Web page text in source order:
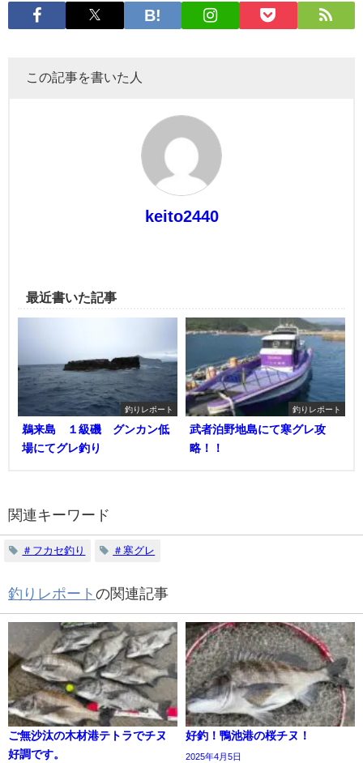
この記事を書いた人
keito2440
最近書いた記事
釣りレポート
鵜来島 １級磯 グンカン低
場にてグレ釣り
釣りレポート
武者泊野地島にて寒グレ攻
略！！
関連キーワード
＃フカセ釣り ＃寒グレ
釣りレポート の関連記事
ご無沙汰の木材港テトラでチヌ
好調です。
好釣！鴨池港の桜チヌ！
2025年4月5日